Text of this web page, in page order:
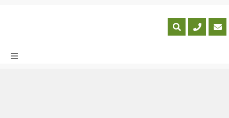
content